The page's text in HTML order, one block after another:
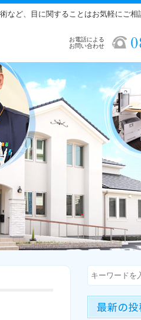
ど、目に関することはお気軽にご相
お電話による
お問い合わせ